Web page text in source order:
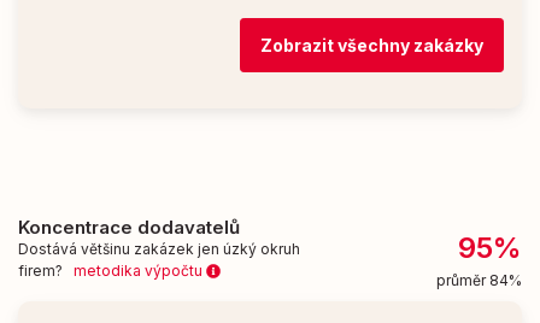
Zobrazit všechny zakázky
Koncentrace dodavatelů
Dostává většinu zakázek jen úzký okruh
firem? metodika výpočtu
95%
průměr 84%